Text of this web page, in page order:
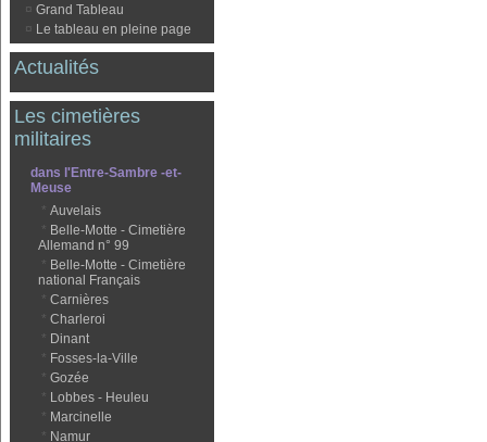
¤ Grand Tableau
¤ Le tableau en pleine page
Actualités
Les cimetières
militaires
dans l'Entre-Sambre -et-
Meuse
* Auvelais
* Belle-Motte - Cimetière
Allemand n° 99
* Belle-Motte - Cimetière
national Français
* Carnières
* Charleroi
* Dinant
* Fosses-la-Ville
* Gozée
* Lobbes - Heuleu
* Marcinelle
* Namur